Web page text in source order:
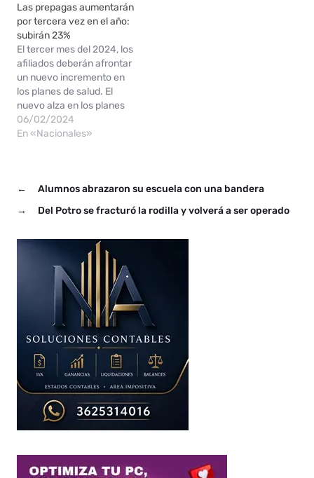
promedio en febrero,
sobre el valor de enero. En
enero, los usuarios de las
prepagas recibieron un
alza del 40% en los
aranceles. En lo que…
Las prepagas aumentarán
por tercera vez en el año:
subirán 23%
El tercer mes del 2024, los
afiliados deberán afrontar
un nuevo incremento en
los planes de salud. El
nuevo alza en los planes
de salud se da frente a que
las entidades intentan
medicina prepaga informa
ron que las cuotas tendrán
un aumento del…
06/02/2024
En «Nacionales»
←
Alumnos abrazaron su escuela con una bandera
→
Del Potro se fracturó la rodilla y volverá a ser operado